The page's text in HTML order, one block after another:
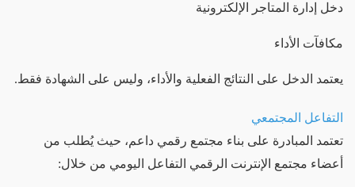
دخل إدارة المتاجر الإلكترونية
مكافآت الأداء
يعتمد الدخل على النتائج الفعلية والأداء، وليس على الشهادة فقط.
التفاعل المجتمعي
تعتمد المبادرة على بناء مجتمع رقمي داعم، حيث يُطلب من
أعضاء مجتمع الإنترنت الرقمي التفاعل اليومي من خلال: